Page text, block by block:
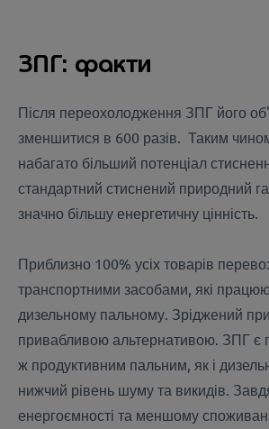
ЗПГ: факти
Після переохолодження ЗПГ його
зменшитися в 600 разів. Таким
набагато більший потенціал
стандартний стиснений природний
значно більшу енергетичну цінність.
Приблизно 100% усіх товарів
транспортними засобами, які
дизельному пальному. Зріджений
привабливою альтернативою. ЗПГ є
ж продуктивним пальним, як і
нижчий рівень шуму та викидів.
енергоємності та меншому